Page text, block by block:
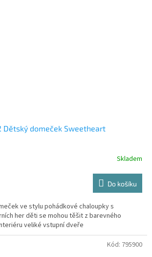
Dětský domeček Sweetheart
Skladem
Do košíku
ve stylu pohádkové chaloupky s
her děti se mohou těšit z barevného
veliké vstupní dveře
Kód: 795900